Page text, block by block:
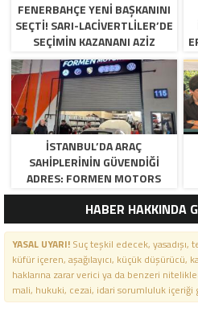
FENERBAHÇE YENI BAŞKANINI
SEÇTI! SARI-LACIVERTLILER’DE
SEÇIMIN KAZANANI AZIZ
YILDIRIM OLDU
İSTANBUL’DA ARAÇ
SAHIPLERININ GÜVENDIĞI
ADRES: FORMEN MOTORS
HABER HAKKINDA
YASAL UYARI!Suç teşkil edecek, yasadışı,
küfür içeren, aşağılayıcı, küçük düşürücü,
haklarına zarar verici ya da benzeri
mali, hukuki, cezai, idari sorumluluk içeriği